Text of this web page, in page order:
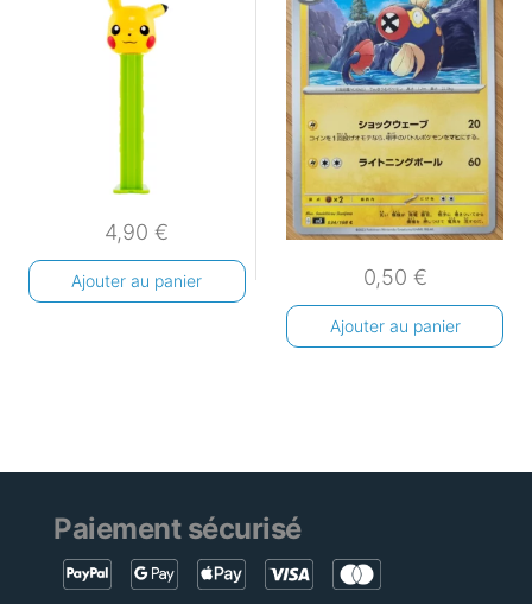
4,90€
Ajouter au panier 0,50 €
Ajouter au panier
Paiement sécurisé